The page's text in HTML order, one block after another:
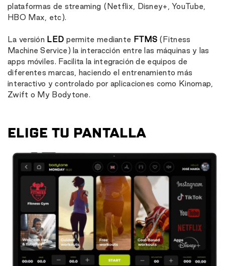
plataformas de streaming (Netflix, Disney+, YouTube,
HBO Max, etc).
La versión LED permite mediante FTMS(Fitness
Machine Service) la interacción entre las máquinas y las
apps móviles. Facilita la integración de equipos de
diferentes marcas, haciendo el entrenamiento más
interactivo y controlado por aplicaciones como Kinomap,
Zwift o My Bodytone.
ELIGE TU PANTALLA